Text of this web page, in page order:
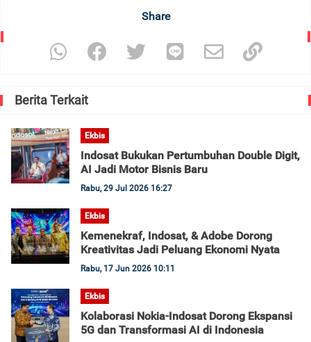
Share
Berita Terkait
Ekbis
Indosat Bukukan Pertumbuhan Double Digit,
AI Jadi Motor Bisnis Baru
Rabu, 29 Jul 2026 16:27
Ekbis
Kemenekraf, Indosat, & Adobe Dorong
Kreativitas Jadi Peluang Ekonomi Nyata
Rabu, 17 Jun 2026 10:11
Ekbis
Kolaborasi Nokia-Indosat Dorong Ekspansi
5G dan Transformasi AI di Indonesia